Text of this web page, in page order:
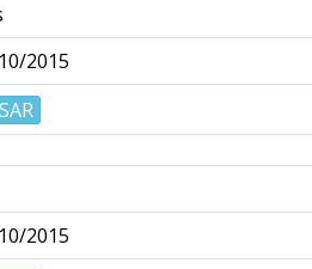
2015
2015